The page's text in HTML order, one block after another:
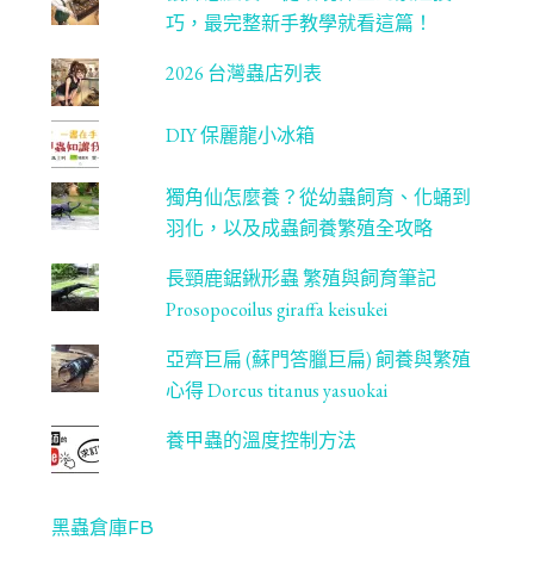
l
巧，最完整新手教學就看這篇！
2026 台灣蟲店列表
DIY 保麗龍小冰箱
獨角仙怎麼養？從幼蟲飼育、化蛹到
羽化，以及成蟲飼養繁殖全攻略
長頸鹿鋸鍬形蟲 繁殖與飼育筆記
Prosopocoilus giraffa keisukei
亞齊巨扁 (蘇門答臘巨扁) 飼養與繁殖
心得 Dorcus titanus yasuokai
養甲蟲的溫度控制方法
黑蟲倉庫FB